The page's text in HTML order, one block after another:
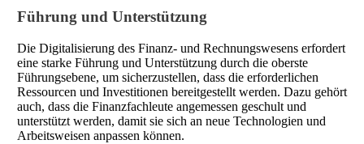
Führung und Unterstützung
Die Digitalisierung des Finanz- und Rechnungswesens erfordert
eine starke Führung und Unterstützung durch die oberste
Führungsebene, um sicherzustellen, dass die erforderlichen
Ressourcen und Investitionen bereitgestellt werden. Dazu gehört
auch, dass die Finanzfachleute angemessen geschult und
unterstützt werden, damit sie sich an neue Technologien und
Arbeitsweisen anpassen können.